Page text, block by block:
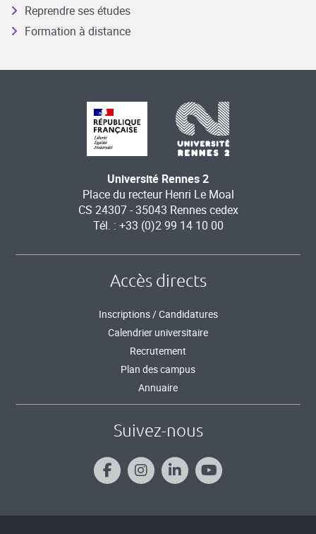
Reprendre ses études
Formation à distance
Université Rennes 2
Place du recteur Henri Le Moal
CS 24307 - 35043 Rennes cedex
Tél. : +33 (0)2 99 14 10 00
Accès directs
Inscriptions / Candidatures
Calendrier universitaire
Recrutement
Plan des campus
Annuaire
Suivez-nous